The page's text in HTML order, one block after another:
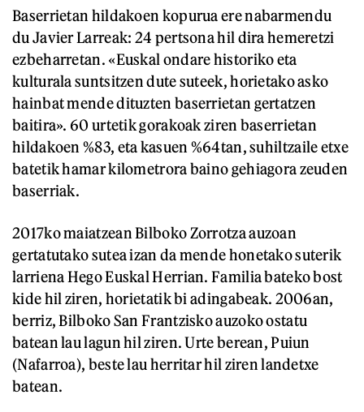
Baserrietan hildakoen kopurua ere nabarmendu
du Javier Larreak: 24 pertsona hil dira hemeretzi
ezbeharretan. «Euskal ondare historiko eta
kulturala suntsitzen dute suteek, horietako asko
hainbat mende dituzten baserrietan gertatzen
baitira». 60 urtetik gorakoak ziren baserrietan
hildakoen %83, eta kasuen %64tan, suhiltzaile etxe
batetik hamar kilometrora baino gehiagora zeuden
baserriak.
2017ko maiatzean Bilboko Zorrotza auzoan
gertatutako sutea izan da mende honetako suterik
larriena Hego Euskal Herrian. Familia bateko bost
kide hil ziren, horietatik bi adingabeak. 2006an,
berriz, Bilboko San Frantzisko auzoko ostatu
batean lau lagun hil ziren. Urte berean, Puiun
(Nafarroa), beste lau herritar hil ziren landetxe
batean.